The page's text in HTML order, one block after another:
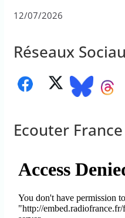
12/07/2026
Réseaux
Ecouter